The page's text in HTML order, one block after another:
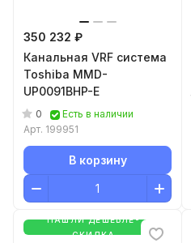
350 232 ₽
Канальная VRF система
Toshiba MMD-
UP0091BHP-E
0
Есть в наличии
Арт. 199951
В корзину
НАШЛИ ДЕШЕВЛЕ-
СКИДКА